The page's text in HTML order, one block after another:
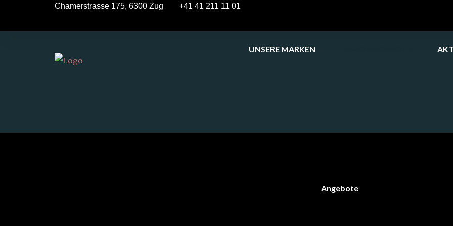
Chamerstrasse 175, 6300 Zug +41 41 211 11 01
UNSERE MARKEN
Angebote